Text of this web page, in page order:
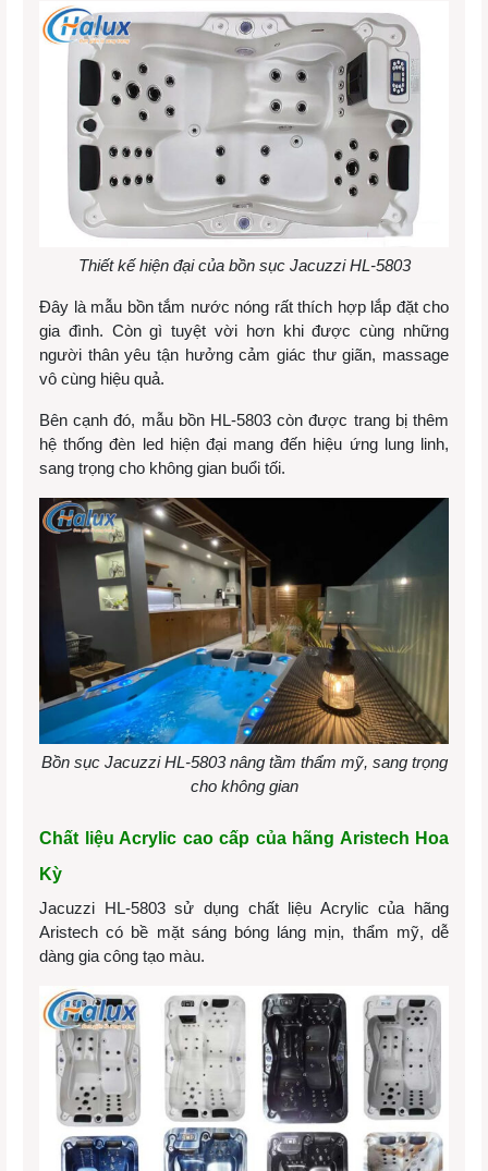
Thiết kế hiện đại của bồn sục Jacuzzi HL-5803
Đây là mẫu bồn tắm nước nóng rất thích hợp lắp đặt cho
gia đình. Còn gì tuyệt vời hơn khi được cùng những
người thân yêu tận hưởng cảm giác thư giãn, massage
vô cùng hiệu quả.
Bên cạnh đó, mẫu bồn HL-5803 còn được trang bị thêm
hệ thống đèn led hiện đại mang đến hiệu ứng lung linh,
sang trọng cho không gian buổi tối.
Bồn sục Jacuzzi HL-5803 nâng tầm thẩm mỹ, sang trọng
cho không gian
Chất liệu Acrylic cao cấp của hãng Aristech Hoa
Kỳ
Jacuzzi HL-5803 sử dụng chất liệu Acrylic của hãng
Aristech có bề mặt sáng bóng láng mịn, thẩm mỹ, dễ
dàng gia công tạo màu.